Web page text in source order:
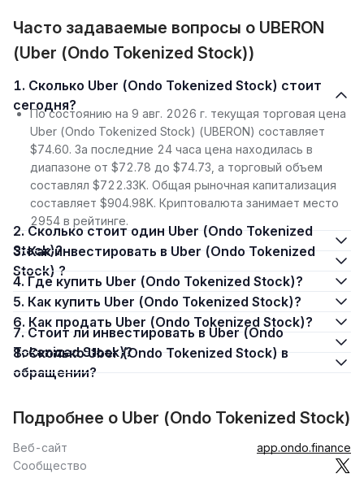
Часто задаваемые вопросы о UBERON
(Uber (Ondo Tokenized Stock))
1. Сколько Uber (Ondo Tokenized Stock) стоит
сегодня?
По состоянию на 9 авг. 2026 г. текущая торговая цена
Uber (Ondo Tokenized Stock) (UBERON) составляет
$74.60. За последние 24 часа цена находилась в
диапазоне от $72.78 до $74.73, а торговый объем
составлял $722.33K. Общая рыночная капитализация
составляет $904.98K. Криптовалюта занимает место
2954 в рейтинге.
2. Сколько стоит один Uber (Ondo Tokenized
Stock)?
3. Как инвестировать в Uber (Ondo Tokenized
Stock) ?
4. Где купить Uber (Ondo Tokenized Stock)?
5. Как купить Uber (Ondo Tokenized Stock)?
6. Как продать Uber (Ondo Tokenized Stock)?
7. Стоит ли инвестировать в Uber (Ondo
Tokenized Stock)?
8. Сколько Uber (Ondo Tokenized Stock) в
обращении?
Подробнее о Uber (Ondo Tokenized Stock)
Веб-сайт
app.ondo.finance
Сообщество